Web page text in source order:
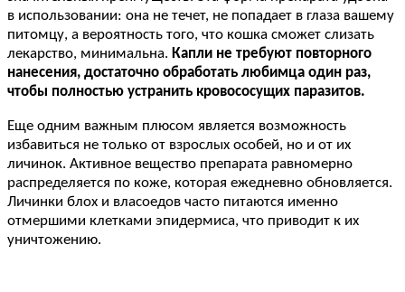
в использовании: она не течет, не попадает в глаза вашему
питомцу, а вероятность того, что кошка сможет слизать
лекарство, минимальна. Капли не требуют повторного
нанесения, достаточно обработать любимца один раз,
чтобы полностью устранить кровососущих паразитов.
Еще одним важным плюсом является возможность
избавиться не только от взрослых особей, но и от их
личинок. Активное вещество препарата равномерно
распределяется по коже, которая ежедневно обновляется.
Личинки блох и власоедов часто питаются именно
отмершими клетками эпидермиса, что приводит к их
уничтожению.